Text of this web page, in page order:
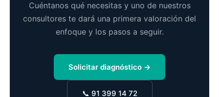
Cuéntanos qué necesitas y uno de nuestros
consultores te dará una primera valoración del
enfoque y los pasos a seguir.
Solicitar diagnóstico →
📞 91 399 14 72